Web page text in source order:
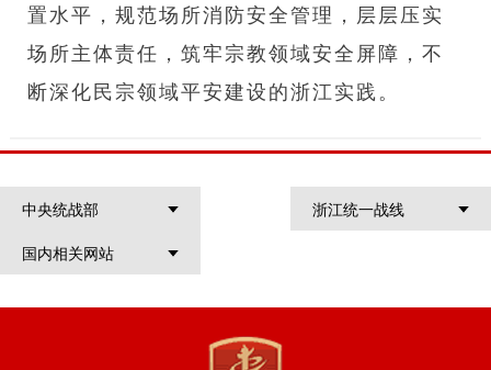
置水平，规范场所消防安全管理，层层压实
场所主体责任，筑牢宗教领域安全屏障，不
断深化民宗领域平安建设的浙江实践。
中央统战部
浙江统一战线
国内相关网站